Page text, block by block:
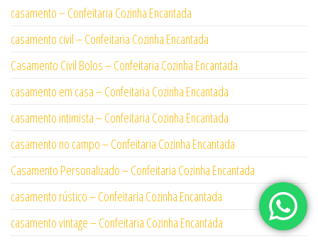
casamento – Confeitaria Cozinha Encantada
casamento civil – Confeitaria Cozinha Encantada
Casamento Civil Bolos – Confeitaria Cozinha Encantada
casamento em casa – Confeitaria Cozinha Encantada
casamento intimista – Confeitaria Cozinha Encantada
casamento no campo – Confeitaria Cozinha Encantada
Casamento Personalizado – Confeitaria Cozinha Encantada
casamento rústico – Confeitaria Cozinha Encantada
casamento vintage – Confeitaria Cozinha Encantada